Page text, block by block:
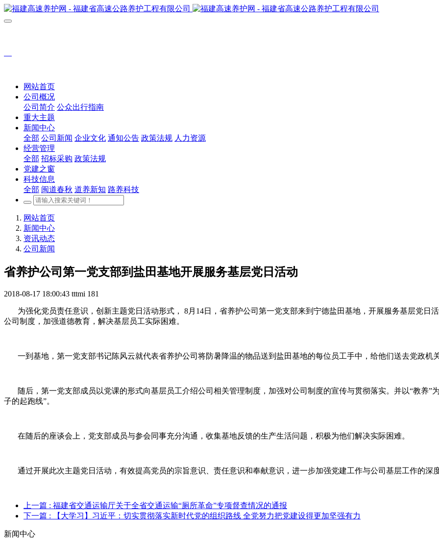
网站首页
公司概况
公司简介 公众出行指南
重大主题
新闻中心
全部 公司新闻 企业文化 通知公告 政策法规 人力资源
经营管理
全部 招标采购 政策法规
党建之窗
科技信息
全部 闽道春秋 道养新知 路养科技
网站首页
新闻中心
资讯动态
公司新闻
省养护公司第一党支部到盐田基地开展服务基层党日活动
2018-08-17 18:00:43 tttmi 181
为强化党员责任意识，创新主题党日活动形式， 8月14日，省养护公司第一党支部来到宁德盐田基地，开展服务基层党日
公司制度，加强道德教育，解决基层员工实际困难。
一到基地，第一党支部书记陈风云就代表省养护公司将防暑降温的物品送到盐田基地的每位员工手中，给他们送去党政机
随后，第一党支部成员以党课的形式向基层员工介绍公司相关管理制度，加强对公司制度的宣传与贯彻落实。并以“教养”
子的起跑线”。
在随后的座谈会上，党支部成员与参会同事充分沟通，收集基地反馈的生产生活问题，积极为他们解决实际困难。
通过开展此次主题党日活动，有效提高党员的宗旨意识、责任意识和奉献意识，进一步加强党建工作与公司基层工作的深
上一篇 : 福建省交通运输厅关于全省交通运输“厕所革命”专项督查情况的通报
下一篇 : 【大学习】习近平：切实贯彻落实新时代党的组织路线 全党努力把党建设得更加坚强有力
新闻中心